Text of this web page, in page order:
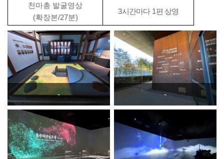
천마총 발굴영상
(확장본/27분)
3시간마다 1편 상영
- -